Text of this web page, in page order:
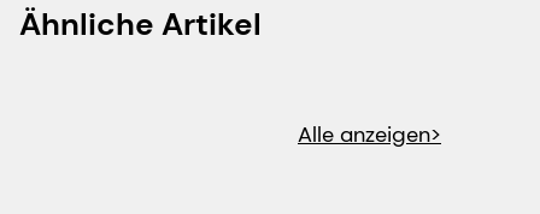
Ähnliche Artikel
Alle anzeigen>